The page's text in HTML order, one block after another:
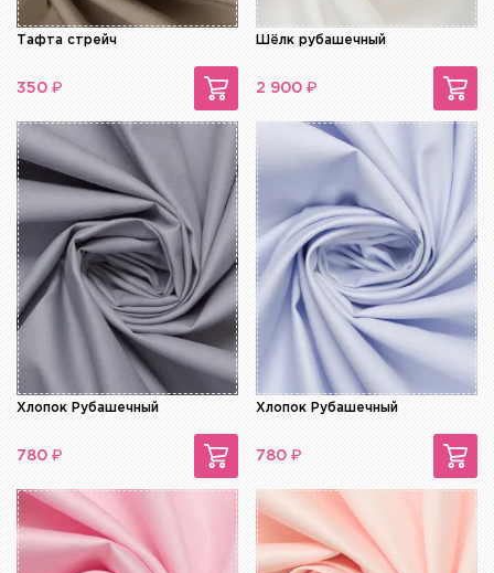
Тафта стрейч
350 ₽
Шёлк рубашечный
2 900 ₽
Хлопок Рубашечный
780 ₽
Хлопок Рубашечный
780 ₽